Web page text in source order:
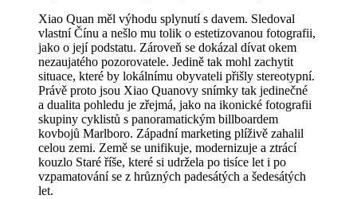
Xiao Quan měl výhodu splynutí s davem. Sledoval
vlastní Čínu a nešlo mu tolik o estetizovanou fotografii,
jako o její podstatu. Zároveň se dokázal dívat okem
nezaujatého pozorovatele. Jedině tak mohl zachytit
situace, které by lokálnímu obyvateli přišly stereotypní.
Právě proto jsou Xiao Quanovy snímky tak jedinečné
a dualita pohledu je zřejmá, jako na ikonické fotografii
skupiny cyklistů s panoramatickým billboardem
kovbojů Marlboro. Západní marketing plíživě zahalil
celou zemi. Země se unifikuje, modernizuje a ztrácí
kouzlo Staré říše, které si udržela po tisíce let i po
vzpamatování se z hrůzných padesátých a šedesátých
let.